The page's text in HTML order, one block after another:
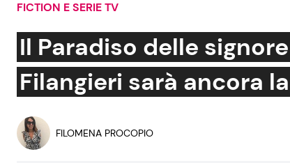
Social News
News dal mondo
FICTION E SERIE TV
Il Paradiso delle
Filangieri sarà ancora
FILOMENA PROCOPIO